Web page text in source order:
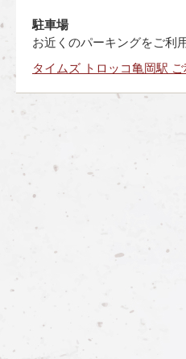
駐車場
お近くのパーキングをご利
タイムズ トロッコ亀岡駅